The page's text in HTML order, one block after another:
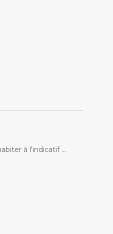
à l'indicatif ...